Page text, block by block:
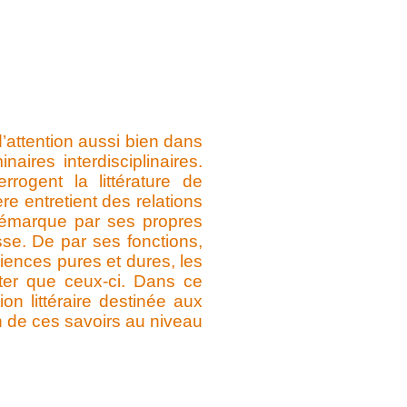
aussi bien dans
interdisciplinaires.
la littérature de
entretient des relations
par ses propres
De par ses fonctions,
pures et dures, les
que ceux-ci. Dans ce
littéraire destinée aux
ces savoirs au niveau